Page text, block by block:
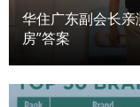
华住广东副会长
房”答案